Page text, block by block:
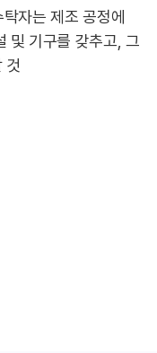
자는 제조 공정에
및 기구를 갖추고, 그
것